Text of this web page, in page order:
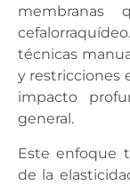
técnicas
y restricciones
impacto
general.
Este enfoque
de la